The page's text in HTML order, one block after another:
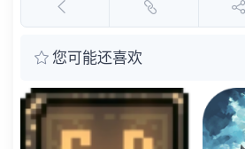
您可能还喜欢